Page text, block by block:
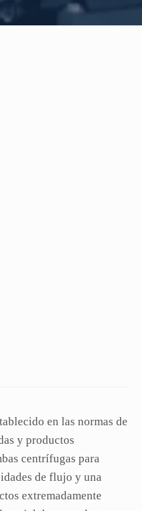
en las normas de
y productos
centrífugas para
de flujo y una
extremadamente